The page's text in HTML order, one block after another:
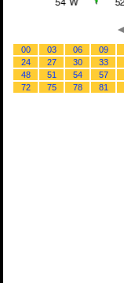
00 03 06 09
24
27 30 33
48
51 54 57
72
75 78 81